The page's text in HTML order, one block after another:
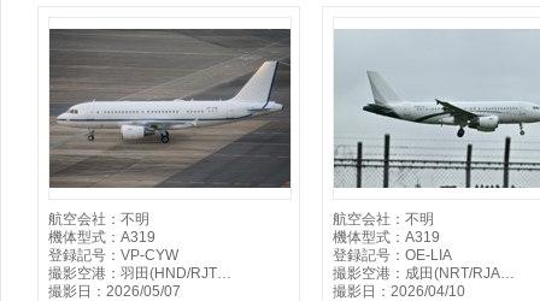
航空会社：不明
機体型式：A319
登録記号：VP-CYW
撮影空港：羽田(HND/RJT…
撮影日：2026/05/07
航空会社：不明
機体型式：A319
登録記号：OE-LIA
撮影空港：成田(NRT/RJA…
撮影日：2026/04/10